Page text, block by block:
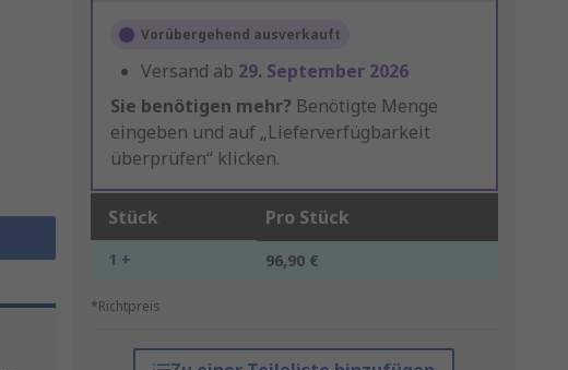
Vorübergehend ausverkauft
Versand ab 29. September 2026
Sie benötigen mehr? Benötigte Menge
eingeben und auf „Lieferverfügbarkeit
überprüfen“ klicken.
Stück Pro Stück
1 + 96,90 €
*Richtpreis